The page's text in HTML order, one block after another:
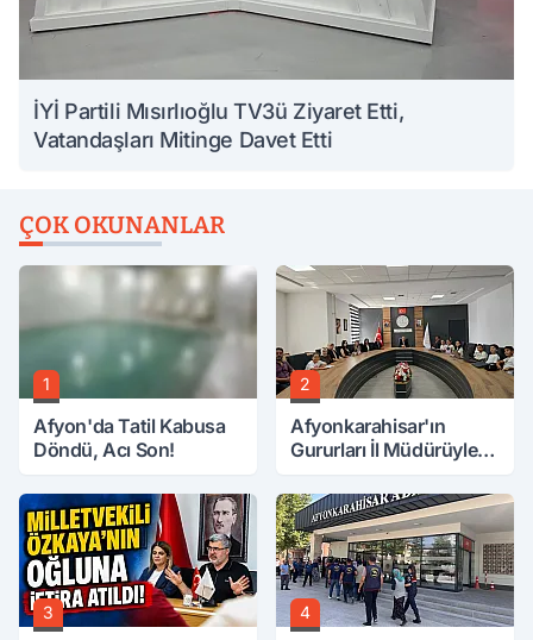
İYİ Partili Mısırlıoğlu TV3ü Ziyaret Etti,
Vatandaşları Mitinge Davet Etti
ÇOK OKUNANLAR
1
Afyon'da Tatil Kabusa
Döndü, Acı Son!
2
Afyonkarahisar'ın
Gururları İl Müdürüyle
3 4